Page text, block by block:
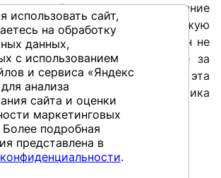
чужой культуры, а незнание
позиции на шкалах. Чужую
замечает сразу. Свою норму он не
потому что принимает её за
точку отсчёта, и именно эта
позиция, а не экзотика
ломает коммуникацию.
в практике SAP-
использовать сайт,
на обработку
данных,
с использованием
и сервиса «Яндекс
анализа
сайта и оценки
маркетинговых
подробная
представлена в
.